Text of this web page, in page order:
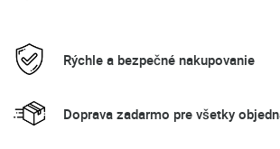
Rýchle a bezpečné nakupovanie
Doprava zadarmo pre všetky